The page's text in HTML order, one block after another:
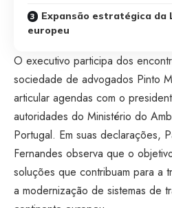
Expansão estratégica da
europeu
O executivo participa dos
sociedade de advogados Pinto
articular agendas com o
autoridades do Ministério do
Portugal. Em suas declarações,
Fernandes observa que o
soluções que contribuam para a
a modernização de sistemas de